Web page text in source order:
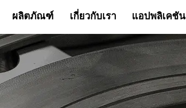
ผลิตภัณฑ์ เกี่ยวกับเรา แอปพลิเคชัน